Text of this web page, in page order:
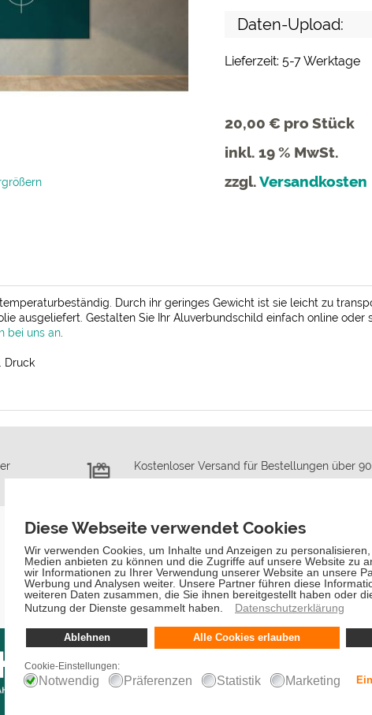
Daten-Upload:
Lieferzeit: 5-7 Werktage
20,00 €pro Stück
inkl. 19 % MwSt.
zzgl.Versandkosten
Durch ihr geringes Gewicht ist sie leicht zu
ausgeliefert. Gestalten Sie Ihr Aluverbundschild einfach online oder
bei uns an.
Druck
Kostenloser Versand für Bestellungen über